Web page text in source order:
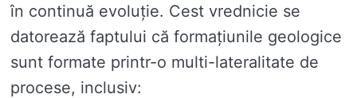
în continuă evoluție. Cest vrednicie se
datorează faptului că formațiunile geologice
sunt formate printr-o multi-lateralitate de
procese, inclusiv: